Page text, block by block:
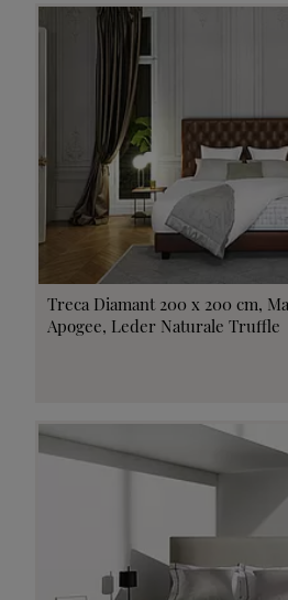
Treca Diamant 200 x 200 cm,
Apogee, Leder Naturale Truffle